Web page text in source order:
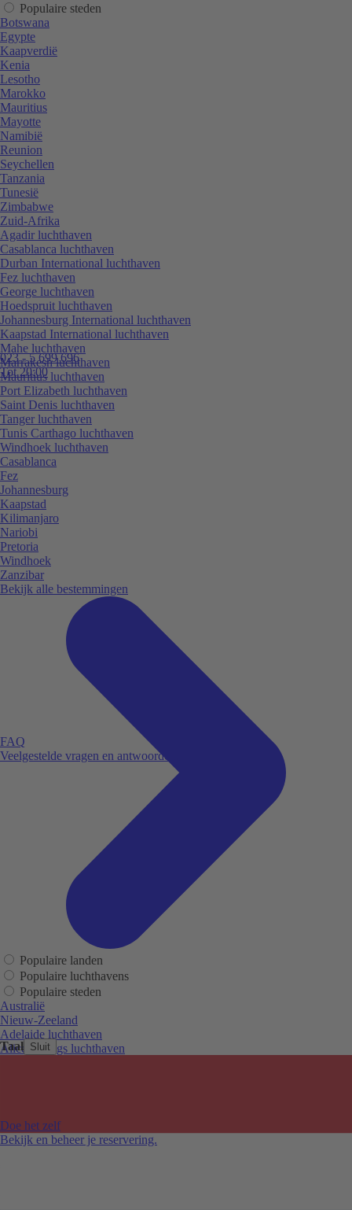
Taal Sluit
023 - 5 699 696
Tot 20:00
FAQ
Veelgestelde vragen en antwoorden.
Doe het zelf
Bekijk en beheer je reservering.
Populaire steden
Botswana
Egypte
Kaapverdië
Kenia
Lesotho
Marokko
Mauritius
Mayotte
Namibië
Reunion
Seychellen
Tanzania
Tunesië
Zimbabwe
Zuid-Afrika
Agadir luchthaven
Casablanca luchthaven
Durban International luchthaven
Fez luchthaven
George luchthaven
Hoedspruit luchthaven
Johannesburg International luchthaven
Kaapstad International luchthaven
Mahe luchthaven
Marrakesh luchthaven
Mauritius luchthaven
Port Elizabeth luchthaven
Saint Denis luchthaven
Tanger luchthaven
Tunis Carthago luchthaven
Windhoek luchthaven
Casablanca
Fez
Johannesburg
Kaapstad
Kilimanjaro
Nariobi
Pretoria
Windhoek
Zanzibar
Bekijk alle bestemmingen
Populaire landen
Populaire luchthavens
Populaire steden
Australië
Nieuw-Zeeland
Adelaide luchthaven
Alice Springs luchthaven
Melbourne Tullamarine luchthaven
Perth luchthaven
Sydney luchthaven